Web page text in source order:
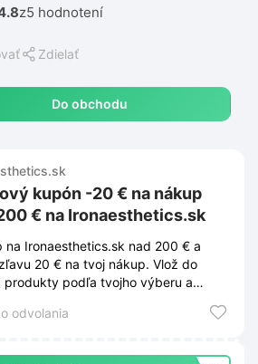
Zdielať
Do obchodu
z5 hodnotení
kupón -20 € na nákup
€ na Ironaesthetics.sk
na Ironaesthetics.sk nad 200 € a
20 € na tvoj nákup. Vlož do
produkty podľa tvojho výberu a
odvolania